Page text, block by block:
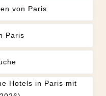
von Paris
Paris
Hotels in Paris mit